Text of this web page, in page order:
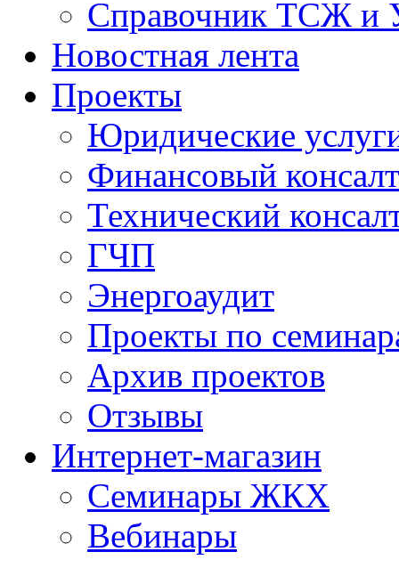
Справочник ТСЖ и
Новостная лента
Проекты
Юридические
Финансовый
Технический
ГЧП
Энергоаудит
Проекты по
Архив проектов
Отзывы
Интернет-магазин
Семинары ЖКХ
Вебинары